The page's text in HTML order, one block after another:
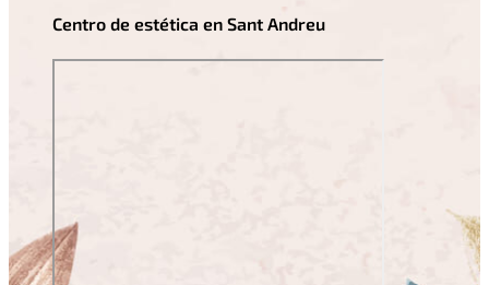
Centro de estética en Sant Andreu